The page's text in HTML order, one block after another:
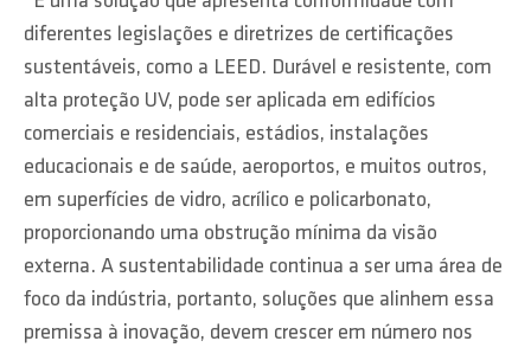
diferentes legislações e diretrizes de certificações
sustentáveis, como a LEED. Durável e resistente, com
alta proteção UV, pode ser aplicada em edifícios
comerciais e residenciais, estádios, instalações
educacionais e de saúde, aeroportos, e muitos outros,
em superfícies de vidro, acrílico e policarbonato,
proporcionando uma obstrução mínima da visão
externa. A sustentabilidade continua a ser uma área de
foco da indústria, portanto, soluções que alinhem essa
premissa à inovação, devem crescer em número nos